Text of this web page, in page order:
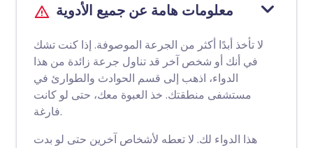
معلومات هامة عن جميع الأدوية
لا تأخذ أبدًا أكثر من الجرعة الموصوفة. إذا كنت تشك
في أنك أو شخص آخر قد تناول جرعة زائدة من هذا
الدواء، اذهب إلى قسم الحوادث والطوارئ في
مستشفى منطقتك. خذ العبوة معك، حتى لو كانت
فارغة.
هذا الدواء لك. لا تعطه لأشخاص آخرين حتى لو بدت